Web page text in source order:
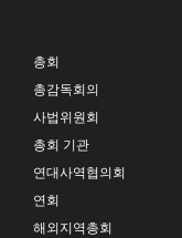
총회
총감독회의
사법위원회
총회 기관
연대사역협의회
연회
해외지역총회